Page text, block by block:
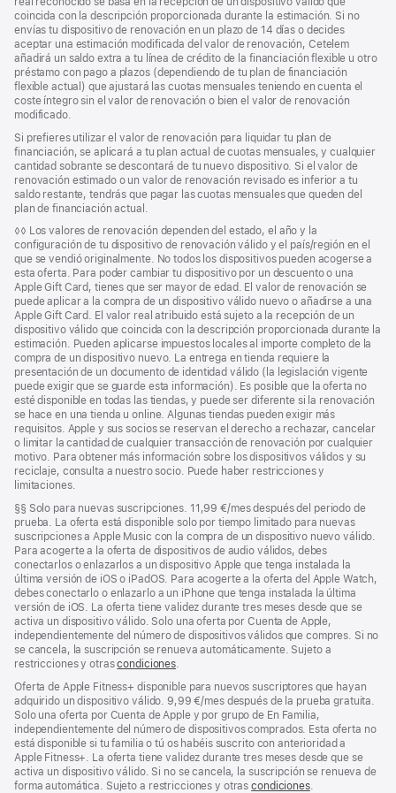
coincida con la descripción proporcionada durante la estimación. Si no
envías tu dispositivo de renovación en un plazo de 14 días o decides
aceptar una estimación modificada del valor de renovación, Cetelem
añadirá un saldo extra a tu línea de crédito de la financiación flexible u otro
préstamo con pago a plazos (dependiendo de tu plan de financiación
flexible actual) que ajustará las cuotas mensuales teniendo en cuenta el
coste íntegro sin el valor de renovación o bien el valor de renovación
modificado.
Si prefieres utilizar el valor de renovación para liquidar tu plan de
financiación, se aplicará a tu plan actual de cuotas mensuales, y cualquier
cantidad sobrante se descontará de tu nuevo dispositivo. Si el valor de
renovación estimado o un valor de renovación revisado es inferior a tu
saldo restante, tendrás que pagar las cuotas mensuales que queden del
plan de financiación actual.
Nota
a
pie
de
página
◊◊ Los valores de renovación dependen del estado, el año y la
configuración de tu dispositivo de renovación válido y el país/región en el
que se vendió originalmente. No todos los dispositivos pueden acogerse a
esta oferta. Para poder cambiar tu dispositivo por un descuento o una
Apple Gift Card, tienes que ser mayor de edad. El valor de renovación se
puede aplicar a la compra de un dispositivo válido nuevo o añadirse a una
Apple Gift Card. El valor real atribuido está sujeto a la recepción de un
dispositivo válido que coincida con la descripción proporcionada durante la
estimación. Pueden aplicarse impuestos locales al importe completo de la
compra de un dispositivo nuevo. La entrega en tienda requiere la
presentación de un documento de identidad válido (la legislación vigente
puede exigir que se guarde esta información). Es posible que la oferta no
esté disponible en todas las tiendas, y puede ser diferente si la renovación
se hace en una tienda u online. Algunas tiendas pueden exigir más
requisitos. Apple y sus socios se reservan el derecho a rechazar, cancelar
o limitar la cantidad de cualquier transacción de renovación por cualquier
motivo. Para obtener más información sobre los dispositivos válidos y su
reciclaje, consulta a nuestro socio. Puede haber restricciones y
limitaciones.
Nota
a
pie
de
página
§§ Solo para nuevas suscripciones. 11,99 €/mes después del periodo de
prueba. La oferta está disponible solo por tiempo limitado para nuevas
suscripciones a Apple Music con la compra de un dispositivo nuevo válido.
Para acogerte a la oferta de dispositivos de audio válidos, debes
conectarlos o enlazarlos a un dispositivo Apple que tenga instalada la
última versión de iOS o iPadOS. Para acogerte a la oferta del Apple Watch,
debes conectarlo o enlazarlo a un iPhone que tenga instalada la última
versión de iOS. La oferta tiene validez durante tres meses desde que se
activa un dispositivo válido. Solo una oferta por Cuenta de Apple,
independientemente del número de dispositivos válidos que compres. Si no
se cancela, la suscripción se renueva automáticamente. Sujeto a
restricciones y otrascondiciones.
Oferta de Apple Fitness+ disponible para nuevos suscriptores que hayan
adquirido un dispositivo válido. 9,99 €/mes después de la prueba gratuita.
Solo una oferta por Cuenta de Apple y por grupo de En Familia,
independientemente del número de dispositivos comprados. Esta oferta no
está disponible si tu familia o tú os habéis suscrito con anterioridad a
Apple Fitness+. La oferta tiene validez durante tres meses desde que se
activa un dispositivo válido. Si no se cancela, la suscripción se renueva de
forma automática. Sujeto a restricciones y otrascondiciones.